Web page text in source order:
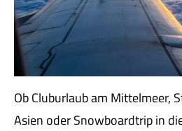
Ob Cluburlaub am Mittelmeer,
Asien oder Snowboardtrip in